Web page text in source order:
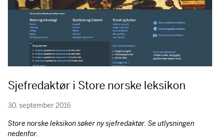
Sjefredaktør i Store norske leksikon
30. september 2016
Store norske leksikon søker ny sjefredaktør. Se utlysningen
nedenfor.